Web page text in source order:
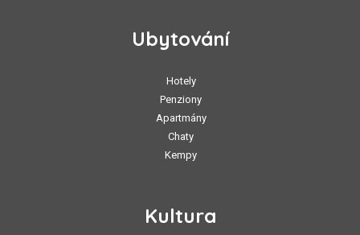
Ubytování
Hotely
Penziony
Apartmány
Chaty
Kempy
Kultura